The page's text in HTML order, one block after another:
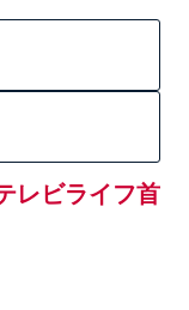
レビライフ首